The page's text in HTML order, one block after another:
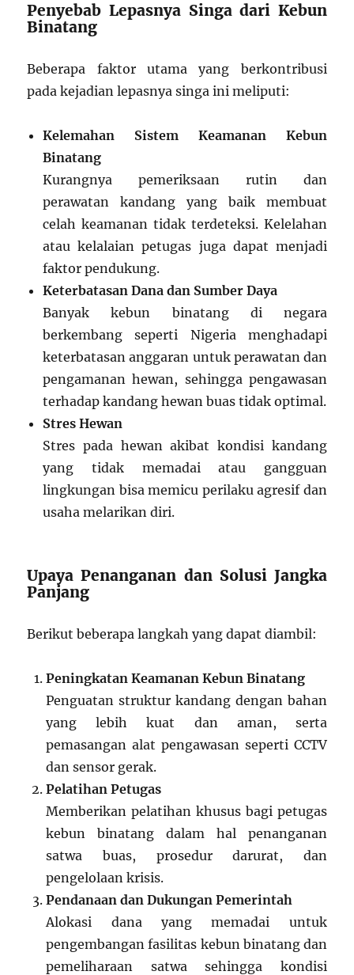
Penyebab Lepasnya Singa dari Kebun
Binatang
Beberapa faktor utama yang berkontribusi
pada kejadian lepasnya singa ini meliputi:
Kelemahan Sistem Keamanan Kebun
Binatang
Kurangnya pemeriksaan rutin dan
perawatan kandang yang baik membuat
celah keamanan tidak terdeteksi. Kelelahan
atau kelalaian petugas juga dapat menjadi
faktor pendukung.
Keterbatasan Dana dan Sumber Daya
Banyak kebun binatang di negara
berkembang seperti Nigeria menghadapi
keterbatasan anggaran untuk perawatan dan
pengamanan hewan, sehingga pengawasan
terhadap kandang hewan buas tidak optimal.
Stres Hewan
Stres pada hewan akibat kondisi kandang
yang tidak memadai atau gangguan
lingkungan bisa memicu perilaku agresif dan
usaha melarikan diri.
Upaya Penanganan dan Solusi Jangka
Panjang
Berikut beberapa langkah yang dapat diambil:
Peningkatan Keamanan Kebun Binatang
Penguatan struktur kandang dengan bahan
yang lebih kuat dan aman, serta
pemasangan alat pengawasan seperti CCTV
dan sensor gerak.
Pelatihan Petugas
Memberikan pelatihan khusus bagi petugas
kebun binatang dalam hal penanganan
satwa buas, prosedur darurat, dan
pengelolaan krisis.
Pendanaan dan Dukungan Pemerintah
Alokasi dana yang memadai untuk
pengembangan fasilitas kebun binatang dan
pemeliharaan satwa sehingga kondisi